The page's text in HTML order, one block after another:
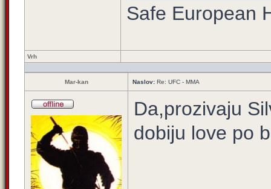
Safe European
Vrh
Mar-kan Naslov: Re: UFC - MMA
Da,prozivaju
dobiju love po